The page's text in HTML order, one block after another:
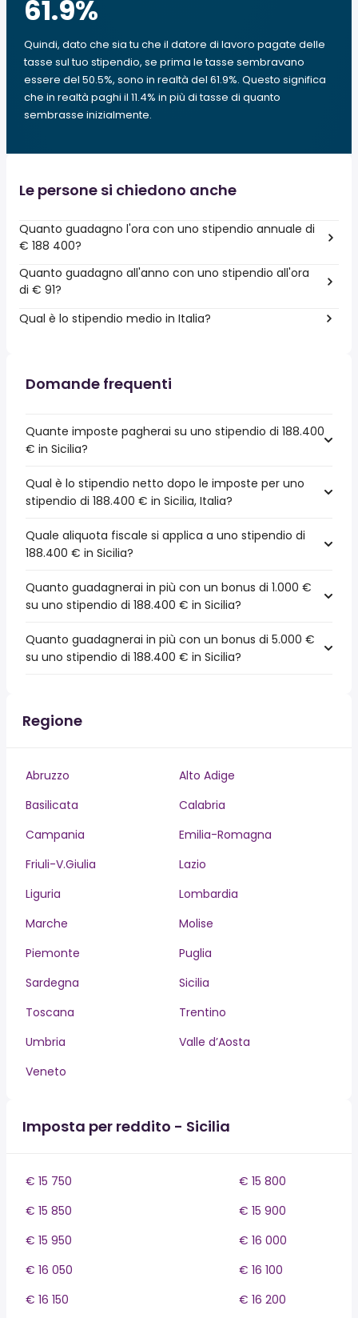
61.9%
Quindi, dato che sia tu che il datore di lavoro pagate delle
tasse sul tuo stipendio, se prima le tasse sembravano
essere del 50.5%, sono in realtà del 61.9%. Questo significa
che in realtà paghi il 11.4% in più di tasse di quanto
sembrasse inizialmente.
Le persone si chiedono anche
Quanto guadagno l'ora con uno stipendio annuale di
€ 188 400?
Quanto guadagno all'anno con uno stipendio all'ora
di € 91?
Qual è lo stipendio medio in Italia?
Domande frequenti
Quante imposte pagherai su uno stipendio di 188.400
€ in Sicilia?
Qual è lo stipendio netto dopo le imposte per uno
stipendio di 188.400 € in Sicilia, Italia?
Quale aliquota fiscale si applica a uno stipendio di
188.400 € in Sicilia?
Quanto guadagnerai in più con un bonus di 1.000 €
su uno stipendio di 188.400 € in Sicilia?
Quanto guadagnerai in più con un bonus di 5.000 €
su uno stipendio di 188.400 € in Sicilia?
Regione
Abruzzo
Alto Adige
Basilicata
Calabria
Campania
Emilia-Romagna
Friuli-V.Giulia
Lazio
Liguria
Lombardia
Marche
Molise
Piemonte
Puglia
Sardegna
Sicilia
Toscana
Trentino
Umbria
Valle d’Aosta
Veneto
Imposta per reddito - Sicilia
€ 15 750
€ 15 800
€ 15 850
€ 15 900
€ 15 950
€ 16 000
€ 16 050
€ 16 100
€ 16 150
€ 16 200